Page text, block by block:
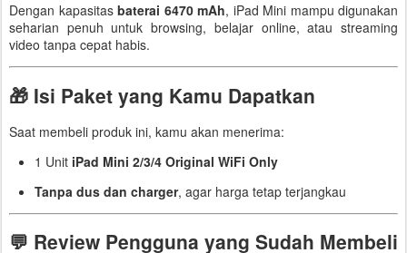
Dengan kapasitas baterai 6470 mAh, iPad Mini mampu digunakan
seharian penuh untuk browsing, belajar online, atau streaming
video tanpa cepat habis.
🎁 Isi Paket yang Kamu Dapatkan
Saat membeli produk ini, kamu akan menerima:
1 Unit iPad Mini 2/3/4 Original WiFi Only
Tanpa dus dan charger, agar harga tetap terjangkau
💬 Review Pengguna yang Sudah Membeli